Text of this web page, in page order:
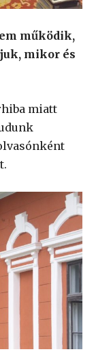
működik,
mikor és
miatt